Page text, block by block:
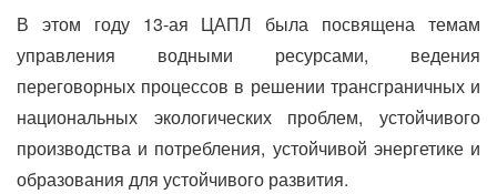
В этом году 13-ая ЦАПЛ была посвящена темам
управления водными ресурсами, ведения
переговорных процессов в решении трансграничных и
национальных экологических проблем, устойчивого
производства и потребления, устойчивой энергетике и
образования для устойчивого развития.